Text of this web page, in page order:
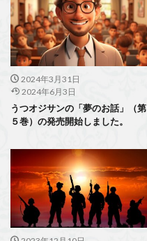
2024年3月31日
2024年6月3日
うつオジサンの「夢のお話」（第
５巻）の発売開始しました。